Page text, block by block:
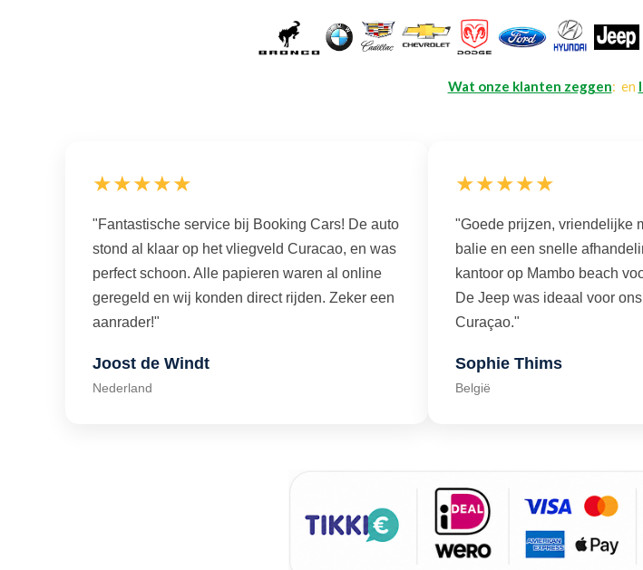
Wat onze klanten zeggen: en
★★★★★
"Fantastische service bij Booking Cars! De auto
stond al klaar op het vliegveld Curacao, en was
perfect schoon. Alle papieren waren al online
geregeld en wij konden direct rijden. Zeker een
aanrader!"
Joost de Windt
Nederland
★★★★★
"Goede prijzen, vriendelijke
balie en een snelle
kantoor op Mambo beach
De Jeep was ideaal voor
Curaçao."
Sophie Thims
België